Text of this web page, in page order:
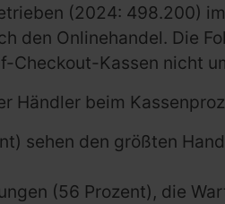
(2024: 498.200)
den Onlinehandel. Die
Checkout-Kassen nicht
beim
sehen den größten
(56 Prozent), die